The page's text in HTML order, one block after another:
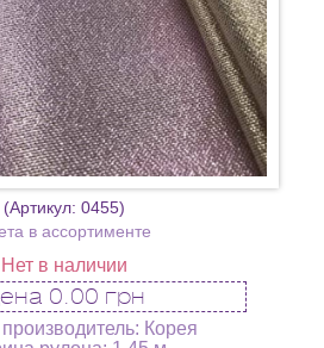
(Артикул: 0455)
в ассортименте
Нет в наличии
0.00 грн
Корея